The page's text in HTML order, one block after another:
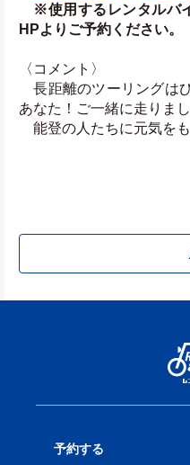
※使用するレンタルバ
HPよりご予約ください。
長距離のツーリングは
あなた！ご一緒に走りまし
能登の人たちに元気を
予約する